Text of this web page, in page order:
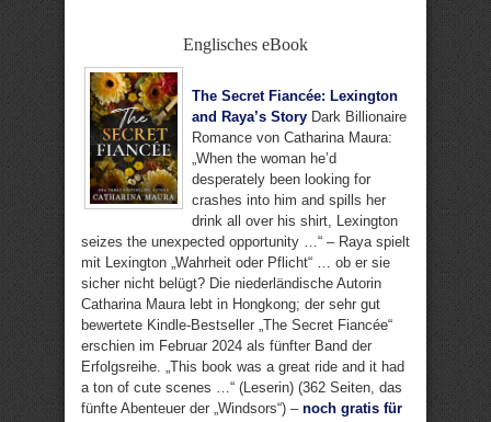
Englisches eBook
The Secret Fiancée: Lexington
and Raya’s Story Dark Billionaire
Romance von Catharina Maura:
„When the woman he’d
desperately been looking for
crashes into him and spills her
drink all over his shirt, Lexington
seizes the unexpected opportunity …“ – Raya spielt
mit Lexington „Wahrheit oder Pflicht“ … ob er sie
sicher nicht belügt? Die niederländische Autorin
Catharina Maura lebt in Hongkong; der sehr gut
bewertete Kindle-Bestseller „The Secret Fiancée“
erschien im Februar 2024 als fünfter Band der
Erfolgsreihe. „This book was a great ride and it had
a ton of cute scenes …“ (Leserin) (362 Seiten, das
fünfte Abenteuer der „Windsors“) – noch gratis für